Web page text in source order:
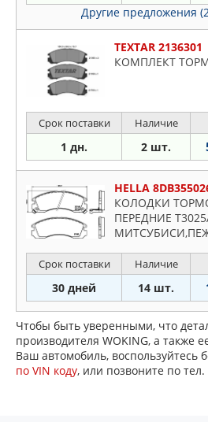
Другие предложения
TEXTAR 2136301
КОМПЛЕКТ
Срок поставки Наличие
1 дн. 2 шт.
HELLA
КОЛОДКИ
ПЕРЕДНИЕ
Срок поставки Наличие
30 дней 14 шт.
Чтобы быть уверенными, что
производителя WOKING, а также
Ваш автомобиль, воспользуйтесь
по VIN коду, или позвоните по тел.